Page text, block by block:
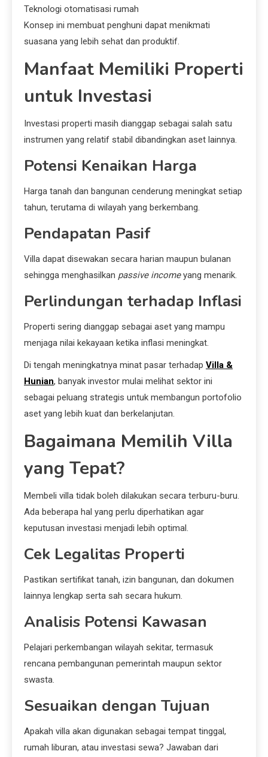
Teknologi otomatisasi rumah
Konsep ini membuat penghuni dapat menikmati
suasana yang lebih sehat dan produktif.
Manfaat Memiliki Properti
untuk Investasi
Investasi properti masih dianggap sebagai salah satu
instrumen yang relatif stabil dibandingkan aset lainnya.
Potensi Kenaikan Harga
Harga tanah dan bangunan cenderung meningkat setiap
tahun, terutama di wilayah yang berkembang.
Pendapatan Pasif
Villa dapat disewakan secara harian maupun bulanan
sehingga menghasilkan passive incomeyang menarik.
Perlindungan terhadap Inflasi
Properti sering dianggap sebagai aset yang mampu
menjaga nilai kekayaan ketika inflasi meningkat.
Di tengah meningkatnya minat pasar terhadap Villa &
Hunian, banyak investor mulai melihat sektor ini
sebagai peluang strategis untuk membangun portofolio
aset yang lebih kuat dan berkelanjutan.
Bagaimana Memilih Villa
yang Tepat?
Membeli villa tidak boleh dilakukan secara terburu-buru.
Ada beberapa hal yang perlu diperhatikan agar
keputusan investasi menjadi lebih optimal.
Cek Legalitas Properti
Pastikan sertifikat tanah, izin bangunan, dan dokumen
lainnya lengkap serta sah secara hukum.
Analisis Potensi Kawasan
Pelajari perkembangan wilayah sekitar, termasuk
rencana pembangunan pemerintah maupun sektor
swasta.
Sesuaikan dengan Tujuan
Apakah villa akan digunakan sebagai tempat tinggal,
rumah liburan, atau investasi sewa? Jawaban dari